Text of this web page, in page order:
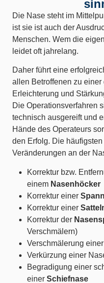
Die Nase steht im
ist sie ist auch der
Menschen. Wem die
leidet oft jahrelang.
Daher führt eine
allen Betroffenen zu
Erleichterung und
Die Operationsverfahren
technisch ausgereift und
Hände des Operateurs
den Erfolg. Die
Veränderungen an der
Korrektur bzw.
einem Nasenhöcker
Korrektur einer
Korrektur einer
Korrektur der
Verschmälern)
Verschmälerung
Verkürzung einer
Begradigung einer
einer Schiefnase